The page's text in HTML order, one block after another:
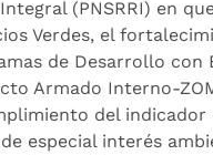
(PNSRRI) en
Verdes, el
de Desarrollo con
Armado Interno-
del indicador
especial interés